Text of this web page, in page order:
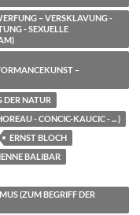
– VERSKLAVUNG -
- SEXUELLE
–
DER NATUR
- CONCIC-KAUCIC - ... )
ERNST BLOCH
BALIBAR
(ZUM BEGRIFF DER